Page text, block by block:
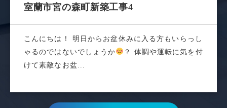
室蘭市宮の森町新築工事4
こんにちは！ 明日からお盆休みに入る方もいらっし
ゃるのではないでしょうか
？ 体調や運転に気を付
けて素敵なお盆...